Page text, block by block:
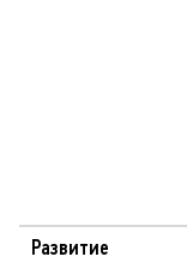
Развитие